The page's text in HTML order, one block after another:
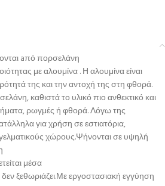
aπό πορσελάνη
με αλουμίνα . Η αλουμίνα είναι
της και την αντοχή της στη φθορά.
καθιστά το υλικό πιο ανθεκτικό και
ρωγμές ή φθορά. Λόγω της
για χρήση σε εστιατόρια,
χώρους.Ψήνονται σε υψηλή
μέσα
ξεθωριάζει.Με εργοστασιακή εγγύηση